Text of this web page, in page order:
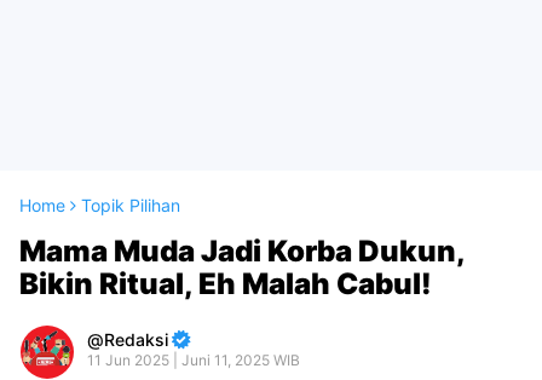
Home Topik Pilihan
Mama Muda Jadi Korba Dukun,
Bikin Ritual, Eh Malah Cabul!
Redaksi
11 Jun 2025 | Juni 11, 2025 WIB